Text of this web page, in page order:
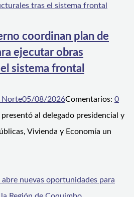
coordinan plan de
ejecutar obras
sistema frontal
Norte05/08/2026Comentarios: 0
al delegado presidencial y
Vivienda y Economía un